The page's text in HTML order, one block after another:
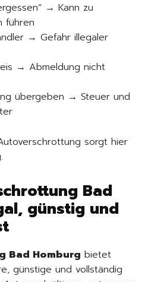
→ Kann zu
führen
→ Gefahr illegaler
→ Abmeldung nicht
übergeben → Steuer und
sorgt hier
.
Bad
günstig und
Bad Homburg bietet
günstige und vollständig